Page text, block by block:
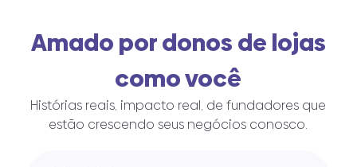
Amado por donos de lojas
como você
Histórias reais, impacto real, de fundadores que
estão crescendo seus negócios conosco.